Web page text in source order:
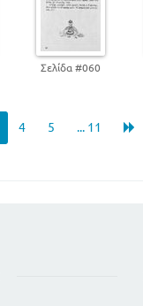
Σελίδα #060
4 5 ... 11